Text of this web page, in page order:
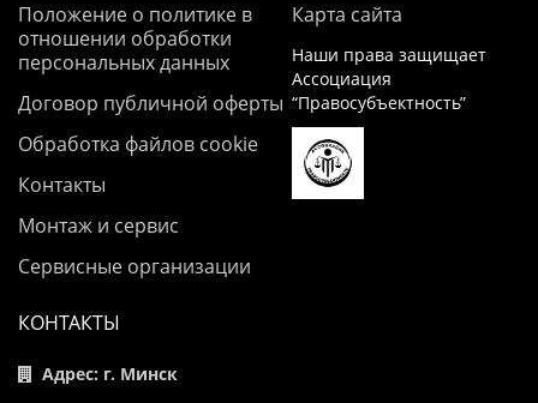
Положение о политике в
отношении обработки
персональных данных
Договор публичной оферты
Обработка файлов cookie
Контакты
Монтаж и сервис
Сервисные организации
Карта сайта
Наши права защищает
Ассоциация
“Правосубъектность”
КОНТАКТЫ
Адрес: г. Минск